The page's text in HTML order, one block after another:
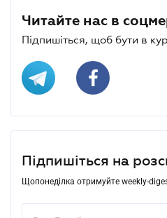
Читайте нас в
Підпишіться, щоб бути в
Підпишіться на
Щопонеділка отримуйте weekly-